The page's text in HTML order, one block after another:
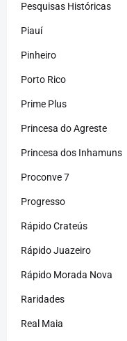
Pesquisas Históricas
Piauí
Pinheiro
Porto Rico
Prime Plus
Princesa do Agreste
Princesa dos Inhamuns
Proconve 7
Progresso
Rápido Crateús
Rápido Juazeiro
Rápido Morada Nova
Raridades
Real Maia